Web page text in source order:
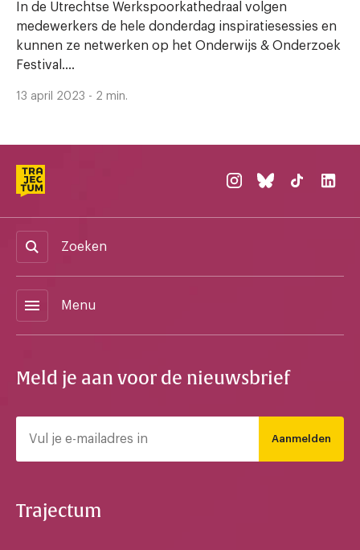
In de Utrechtse Werkspoorkathedraal volgen
medewerkers de hele donderdag inspiratiesessies en
kunnen ze netwerken op het Onderwijs & Onderzoek
Festival....
13 april 2023 - 2 min.
Zoeken
menu Menu
Meld je aan voor de nieuwsbrief
Aanmelden
Trajectum